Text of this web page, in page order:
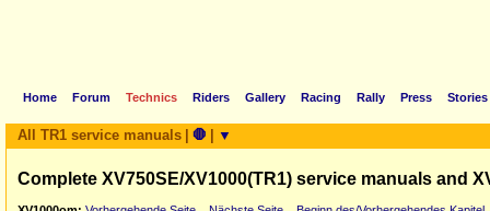
Home Forum Technics Riders Gallery Racing Rally Press Stories
All TR1 service manuals 🛑 ▼
Complete XV750SE/XV1000(TR1) service manuals and